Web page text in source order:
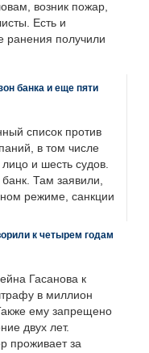
возник пожар,
Есть и
ранения получили
банка и еще пяти
список против
в том числе
и шесть судов.
Там заявили,
режиме, санкции
к четырем годам
Гасанова к
в миллион
ему запрещено
двух лет.
проживает за